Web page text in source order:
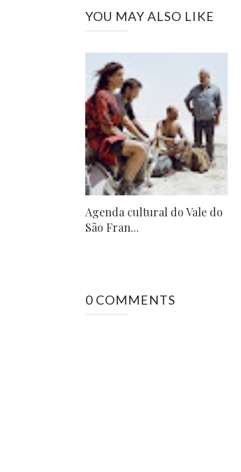
YOU MAY ALSO LIKE
Agenda cultural do Vale do
São Fran...
0 COMMENTS